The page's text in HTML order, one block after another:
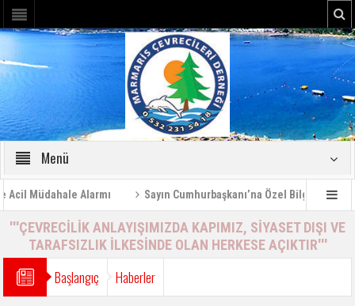
Menü
Müdahale Alarmı Sayın Cumhurbaşkanı’na Özel Bilgilendirme
'''ÇEVRECİLİK ANLAYIŞIMIZDA KAPIMIZ, SİYASET DIŞI VE
TARAFSIZLIK İLKESİNDE OLAN HERKESE AÇIKTIR'''
Başlangıç Haberler